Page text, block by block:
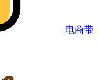
电商带